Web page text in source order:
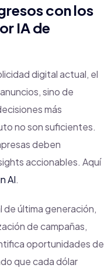
con los
IA de
digital actual, el
sino de
más
no son suficientes.
deben
accionables. Aquí
AI.
de última generación,
de campañas,
oportunidades de
que cada dólar